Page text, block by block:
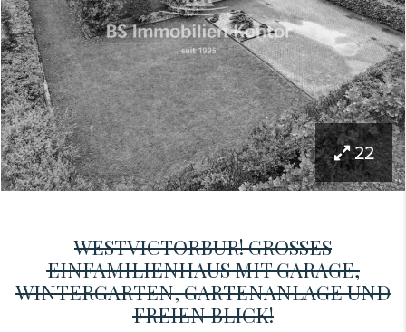
22
WESTVICTORBUR! GROSSES E
INFAMILIENHAUS MIT GARAGE, W
INTERGARTEN, GARTENANLAGE UND F
REIEN BLICK!